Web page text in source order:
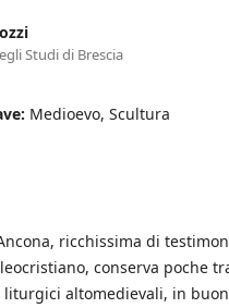
Studi di Brescia
Medioevo, Scultura
ricchissima di
conserva poche
altomedievali, in